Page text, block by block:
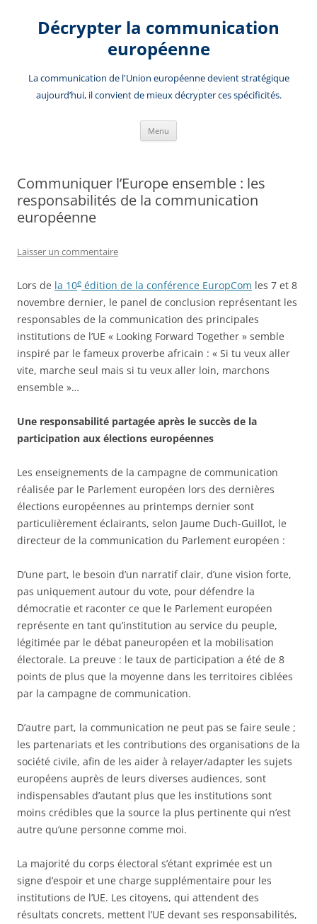
contenuDécrypter la communication
européenne
La communication de l'Union européenne devient stratégique
aujourd’hui, il convient de mieux décrypter ces spécificités.
Menu
Communiquer l’Europe ensemble : les
responsabilités de la communication
européenne
Laisser un commentaire
Lors de la 10e édition de la conférence EuropCom les 7 et 8
novembre dernier, le panel de conclusion représentant les
responsables de la communication des principales
institutions de l’UE « Looking Forward Together » semble
inspiré par le fameux proverbe africain : « Si tu veux aller
vite, marche seul mais si tu veux aller loin, marchons
ensemble »…
Une responsabilité partagée après le succès de la
participation aux élections européennes
Les enseignements de la campagne de communication
réalisée par le Parlement européen lors des dernières
élections européennes au printemps dernier sont
particulièrement éclairants, selon Jaume Duch-Guillot, le
directeur de la communication du Parlement européen :
D’une part, le besoin d’un narratif clair, d’une vision forte,
pas uniquement autour du vote, pour défendre la
démocratie et raconter ce que le Parlement européen
représente en tant qu’institution au service du peuple,
légitimée par le débat paneuropéen et la mobilisation
électorale. La preuve : le taux de participation a été de 8
points de plus que la moyenne dans les territoires ciblées
par la campagne de communication.
D’autre part, la communication ne peut pas se faire seule ;
les partenariats et les contributions des organisations de la
société civile, afin de les aider à relayer/adapter les sujets
européens auprès de leurs diverses audiences, sont
indispensables d’autant plus que les institutions sont
moins crédibles que la source la plus pertinente qui n’est
autre qu’une personne comme moi.
La majorité du corps électoral s’étant exprimée est un
signe d’espoir et une charge supplémentaire pour les
institutions de l’UE. Les citoyens, qui attendent des
résultats concrets, mettent l’UE devant ses responsabilités,